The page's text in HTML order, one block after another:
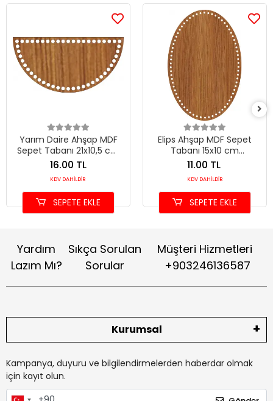
Yarım Daire Ahşap MDF
Sepet Tabanı 21x10,5 cm
(Seçilebilir Delik Çapı)
16.00 TL
KDV DAHİLDİR
SEPETE EKLE
Elips Ahşap MDF Sepet
Tabanı 15x10 cm
(Seçilebilir Delik Çapı)
11.00 TL
KDV DAHİLDİR
SEPETE EKLE
Yardım
Lazım Mı?
Sıkça Sorulan
Sorular
Müşteri Hizmetleri
+903246136587
Kurumsal
Kampanya, duyuru ve bilgilendirmelerden haberdar olmak
için kayıt olun.